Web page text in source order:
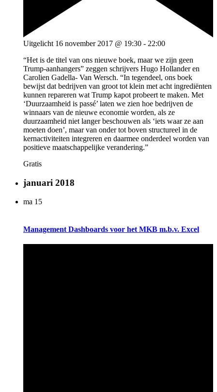
Uitgelicht 16 november 2017 @ 19:30 - 22:00
“Het is de titel van ons nieuwe boek, maar we zijn geen
Trump-aanhangers” zeggen schrijvers Hugo Hollander en
Carolien Gadella- Van Wersch. “In tegendeel, ons boek
bewijst dat bedrijven van groot tot klein met acht ingrediënten
kunnen repareren wat Trump kapot probeert te maken. Met
‘Duurzaamheid is passé’ laten we zien hoe bedrijven de
winnaars van de nieuwe economie worden, als ze
duurzaamheid niet langer beschouwen als ‘iets waar ze aan
moeten doen’, maar van onder tot boven structureel in de
kernactiviteiten integreren en daarmee onderdeel worden van
positieve maatschappelijke verandering.”
Gratis
januari 2018
ma 15
Management Dashboards voor het MKB m.b.v. Excel